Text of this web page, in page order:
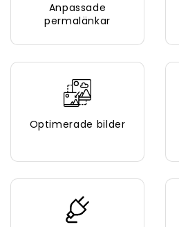
Anpassade
permalänkar
Optimerade bilder